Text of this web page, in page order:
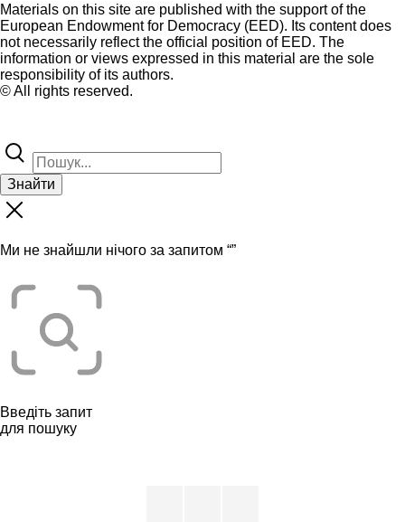
Materials on this site are published with the support of the
European Endowment for Democracy (EED). Its content does
not necessarily reflect the official position of EED. The
information or views expressed in this material are the sole
responsibility of its authors.
© All rights reserved.
Знайти
Ми не знайшли нічого за запитом “”
Введіть запит
для пошуку